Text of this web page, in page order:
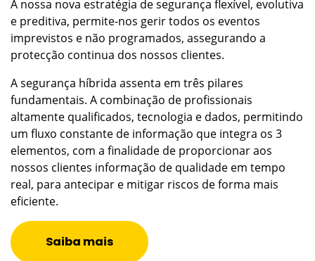
altamente qualificados, tecnologia e dados, permitindo
um fluxo constante de informação que integra os 3
elementos, com a finalidade de proporcionar aos
nossos clientes informação de qualidade em tempo
real, para antecipar e mitigar riscos de forma mais
eficiente.
Saiba mais
Os nossos serviços